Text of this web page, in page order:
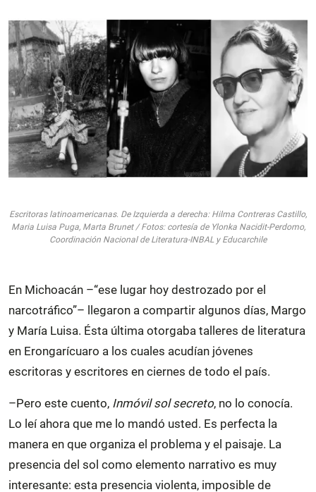
Escritoras latinoamericanas. De Izquierda a derecha: Hilma Contreras Castillo,
Maria Luisa Puga, Marta Brunet / Fotos: cortesía de Ylonka Nacidit-Perdomo,
Coordinación Nacional de Literatura-INBAL y Educarchile
En Michoacán –“ese lugar hoy destrozado por el
narcotráfico”– llegaron a compartir algunos días, Margo
y María Luisa. Ésta última otorgaba talleres de literatura
en Erongarícuaro a los cuales acudían jóvenes
escritoras y escritores en ciernes de todo el país.
–Pero este cuento, Inmóvil sol secreto, no lo conocía.
Lo leí ahora que me lo mandó usted. Es perfecta la
manera en que organiza el problema y el paisaje. La
presencia del sol como elemento narrativo es muy
interesante: esta presencia violenta, imposible de